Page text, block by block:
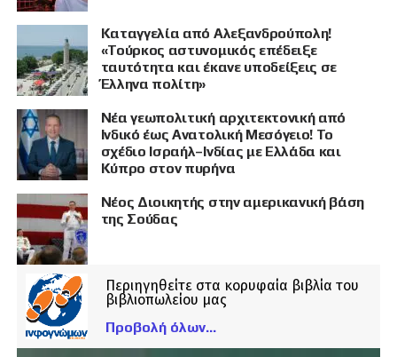
Καταγγελία από Αλεξανδρούπολη!
«Τούρκος αστυνομικός επέδειξε
ταυτότητα και έκανε υποδείξεις σε
Έλληνα πολίτη»
Νέα γεωπολιτική αρχιτεκτονική από
Ινδικό έως Ανατολική Μεσόγειο! Το
σχέδιο Ισραήλ–Ινδίας με Ελλάδα και
Κύπρο στον πυρήνα
Νέος Διοικητής στην αμερικανική βάση
της Σούδας
Περιηγηθείτε στα κορυφαία βιβλία του
βιβλιοπωλείου μας
Προβολή όλων